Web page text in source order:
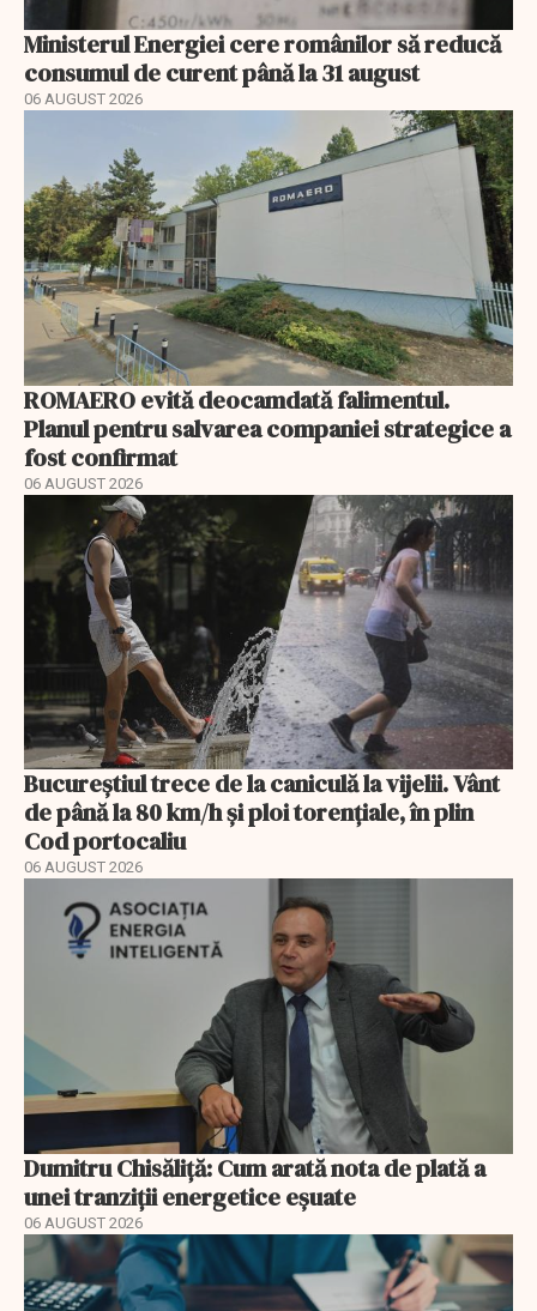
Ministerul Energiei cere românilor să reducă
consumul de curent până la 31 august
06 AUGUST 2026
ROMAERO evită deocamdată falimentul.
Planul pentru salvarea companiei strategice a
fost confirmat
06 AUGUST 2026
Bucureștiul trece de la caniculă la vijelii. Vânt
de până la 80 km/h și ploi torențiale, în plin
Cod portocaliu
06 AUGUST 2026
Dumitru Chisăliță: Cum arată nota de plată a
unei tranziții energetice eșuate
06 AUGUST 2026